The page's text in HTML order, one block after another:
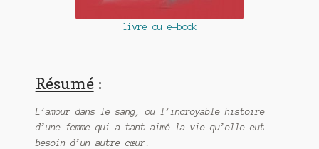
Meurtre en alternance
livre ou e-book
Résumé:
L’amour dans le sang, ou l’incroyable histoire
d’une femme qui a tant aimé la vie qu’elle eut
besoin d’un autre cœur.